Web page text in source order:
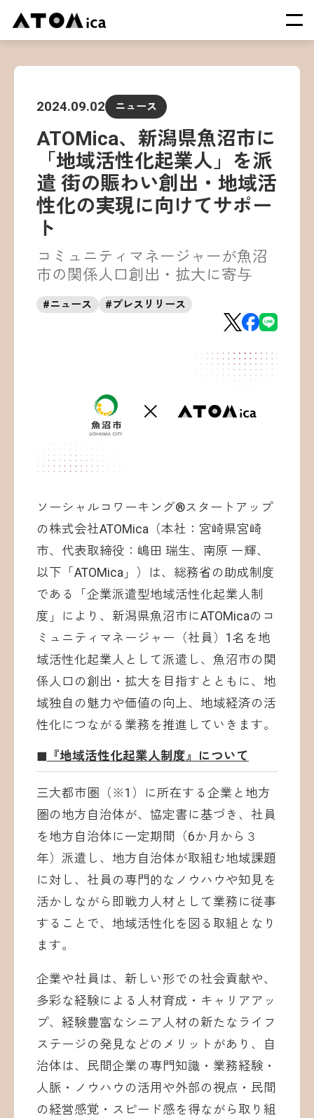
会社概要
サービス
運営施設一覧
ニュース
イベント
採用情報
©ATOMica Inc., All Rights Reserved.
2024.09.02 ニュース
ATOMica、新潟県魚沼市に
「地域活性化起業人」を派
遣 街の賑わい創出・地域活
性化の実現に向けてサポー
ト
コミュニティマネージャーが魚沼
市の関係人口創出・拡大に寄与
#ニュース #プレスリリース
ソーシャルコワーキング®︎スタートアップ
の株式会社ATOMica（本社：宮崎県宮崎
市、代表取締役：嶋田 瑞生、南原 一輝、
以下「ATOMica」）は、総務省の助成制度
である「企業派遣型地域活性化起業人制
度」により、新潟県魚沼市にATOMicaのコ
ミュニティマネージャー（社員）1名を地
域活性化起業人として派遣し、魚沼市の関
係人口の創出・拡大を目指すとともに、地
域独自の魅力や価値の向上、地域経済の活
性化につながる業務を推進していきます。
◼︎『地域活性化起業人制度』について
三大都市圏（※1）に所在する企業と地方
圏の地方自治体が、協定書に基づき、社員
を地方自治体に一定期間（6か月から３
年）派遣し、地方自治体が取組む地域課題
に対し、社員の専門的なノウハウや知見を
活かしながら即戦力人材として業務に従事
することで、地域活性化を図る取組となり
ます。
企業や社員は、新しい形での社会貢献や、
多彩な経験による人材育成・キャリアアッ
プ、経験豊富なシニア人材の新たなライフ
ステージの発見などのメリットがあり、自
治体は、民間企業の専門知識・業務経験・
人脈・ノウハウの活用や外部の視点・民間
の経営感覚・スピード感を得ながら取り組